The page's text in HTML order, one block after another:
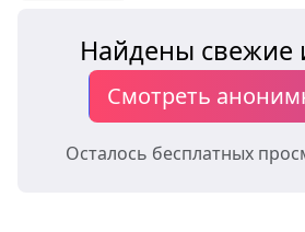
Найдены свежие
Смотреть
Осталось бесплатных